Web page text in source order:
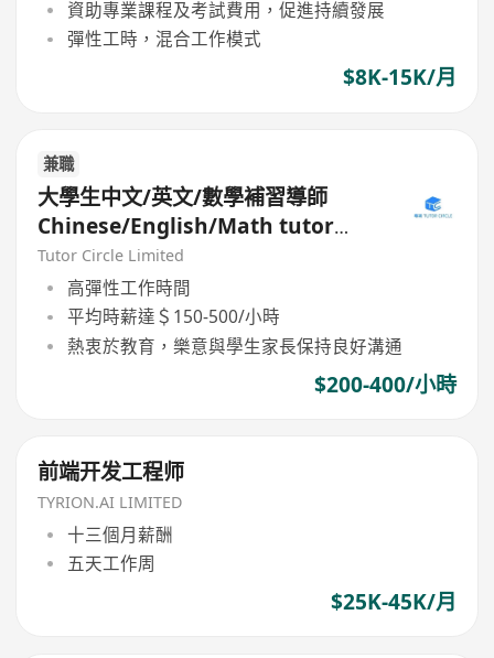
資助專業課程及考試費用，促進持續發展
彈性工時，混合工作模式
$8K-15K/月
兼職
大學生中文/英文/數學補習導師
Chinese/English/Math tutor
(Part Time/Freelancer)
Tutor Circle Limited
高彈性工作時間
平均時薪達＄150-500/小時
熱衷於教育，樂意與學生家長保持良好溝通
$200-400/小時
前端开发工程师
TYRION.AI LIMITED
十三個月薪酬
五天工作周
$25K-45K/月